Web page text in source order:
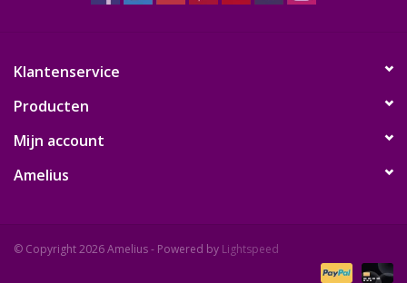
Klantenservice
Producten
Mijn account
Amelius
© Copyright 2026 Amelius - Powered by Lightspeed